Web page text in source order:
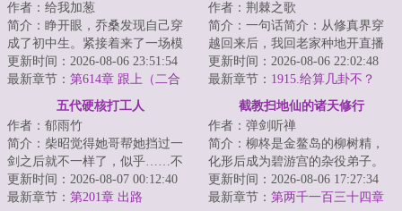
作者：给我加葱
简介：睁开眼，乔桑发现自己穿
成了初中生。紧接着来了一场模
拟考。毕业她怕了吗？她怕
了……这考的都什么...
更新时间：2026-08-06 23:51:54
最新章节： 第614章 跟上（二合
作者：荆棘之歌
简介：一句话简介：从修真界穿
越回来后，我回老家种地开直播
卖菜了！修成金丹渡劫失败的宋
檀回到现代，发...
更新时间：2026-08-06 22:02:48
最新章节： 1915.给算几卦不？
五代硬核打工人
作者：郁雨竹
简介：柴昭觉得她哥帮她挡过一
剑之后就不一样了，似乎……不
是他了。他总会说些郑先生都没
听过的，她听起...
更新时间：2026-08-07 00:12:40
最新章节： 第201章 出路
截教扫地仙的诸天修行
作者：弹剑听禅
简介：柳柊是金鳌岛的柳树精，
化形后成为碧游宫的杂役弟子。
实际上，柳柊是杨眉大仙的后
裔，具有变异的时...
更新时间：2026-08-06 17:27:34
最新章节： 第两千一百三十四章